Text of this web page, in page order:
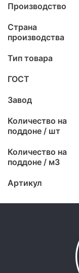
Производство
Страна
производства
Тип товара
ГОСТ
Завод
Количество на
поддоне / шт
Количество на
поддоне / м3
Артикул